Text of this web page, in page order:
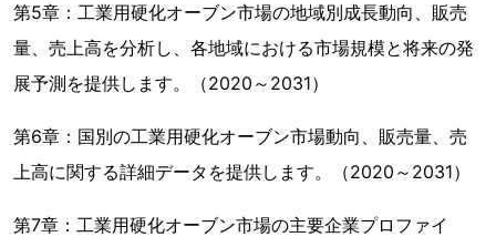
第5章：工業用硬化オーブン市場の地域別成長動向、販売
量、売上高を分析し、各地域における市場規模と将来の発
展予測を提供します。（2020～2031）
第6章：国別の工業用硬化オーブン市場動向、販売量、売
上高に関する詳細データを提供します。（2020～2031）
第7章：工業用硬化オーブン市場の主要企業プロファイ